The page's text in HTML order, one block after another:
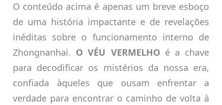
O conteúdo acima é apenas um breve esboço
de uma história impactante e de revelações
inéditas sobre o funcionamento interno de
Zhongnanhai. O VÉU VERMELHOé a chave
para decodificar os mistérios da nossa era,
confiada àqueles que ousam enfrentar a
verdade para encontrar o caminho de volta à